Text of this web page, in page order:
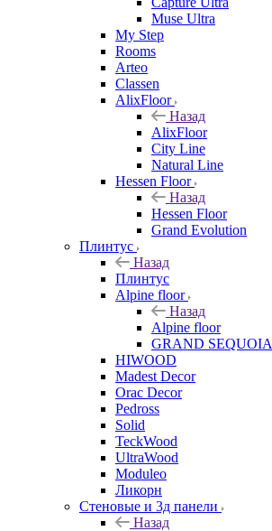
Muse Ultra
My Step
Rooms
Arteo
Classen
AlixFloor
Назад
AlixFloor
City Line
Natural Line
Hessen Floor
Назад
Hessen Floor
Grand Evolution
Плинтус
Назад
Плинтус
Alpine floor
Назад
Alpine floor
GRAND SEQUOIA
HIWOOD
Madest Decor
Orac Decor
Pedross
Solid
TeckWood
UltraWood
Moduleo
Ликорн
Стеновые и 3д панели
Назад